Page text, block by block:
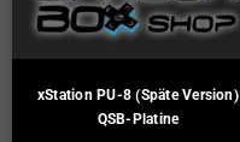
xStation PU-8 (Späte Version)
QSB-Platine